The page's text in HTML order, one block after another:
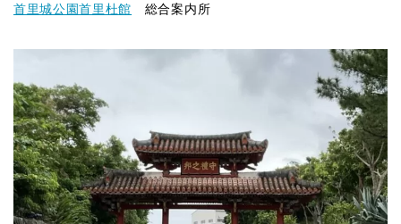
首里城公園首里杜館 総合案内所